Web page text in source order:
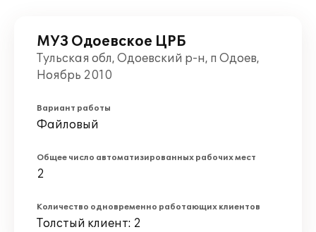
МУЗ Одоевское ЦРБ
Тульская обл, Одоевский р-н, п Одоев,
Ноябрь 2010
Вариант работы
Файловый
Общее число автоматизированных рабочих мест
2
Количество одновременно работающих клиентов
Толстый клиент: 2